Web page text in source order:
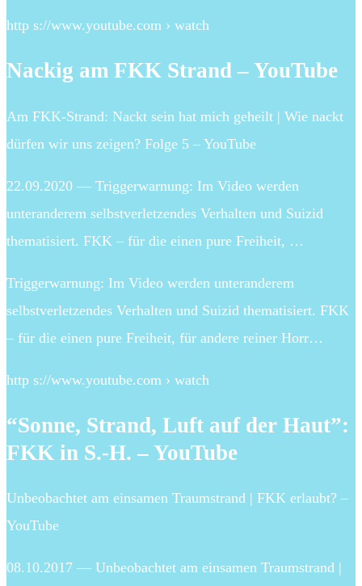
http s://www.youtube.com › watch
Nackig am FKK Strand – YouTube
Am FKK-Strand: Nackt sein hat mich geheilt | Wie nackt
dürfen wir uns zeigen? Folge 5 – YouTube
22.09.2020 — Triggerwarnung: Im Video werden
unteranderem selbstverletzendes Verhalten und Suizid
thematisiert. FKK – für die einen pure Freiheit, …
Triggerwarnung: Im Video werden unteranderem
selbstverletzendes Verhalten und Suizid thematisiert. FKK
– für die einen pure Freiheit, für andere reiner Horr…
http s://www.youtube.com › watch
“Sonne, Strand, Luft auf der Haut”:
FKK in S.-H. – YouTube
Unbeobachtet am einsamen Traumstrand | FKK erlaubt? –
YouTube
08.10.2017 — Unbeobachtet am einsamen Traumstrand |